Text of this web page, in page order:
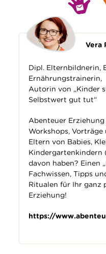
Vera
Dipl. Elternbildnerin,
Ernährungstrainerin,
Autorin von „Kinder
Selbstwert gut tut“
Abenteuer
Workshops,
Eltern von Babies,
Kindergartenkindern
davon haben? Einen
Fachwissen, Tipps
Ritualen für Ihr ganz
Erziehung!
https://